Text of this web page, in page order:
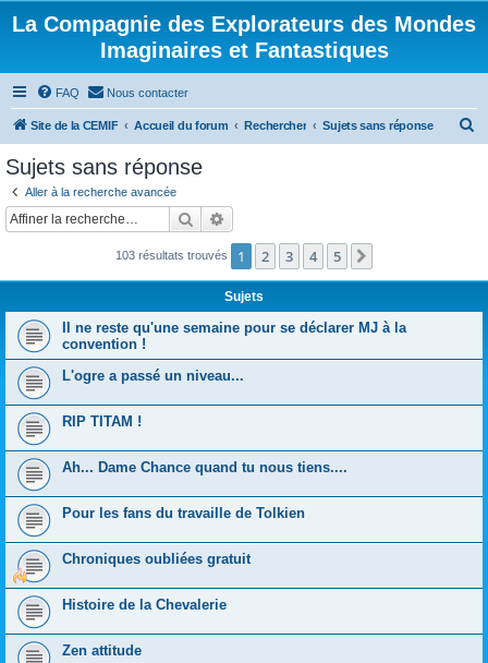
La Compagnie des Explorateurs des Mondes
Imaginaires et Fantastiques
FAQ Nous contacter
Site de la CEMIF Accueil du forum Rechercher Sujets sans réponse
c
r
Sujets sans réponse
Aller à la recherche avancée
Rechercher
103 résultats trouvés 1 2 3 4 5
Sujets
Il ne reste qu'une semaine pour se déclarer MJ à la
convention !
L'ogre a passé un niveau...
RIP TITAM !
Ah... Dame Chance quand tu nous tiens....
Pour les fans du travaille de Tolkien
Chroniques oubliées gratuit
Histoire de la Chevalerie
Zen attitude